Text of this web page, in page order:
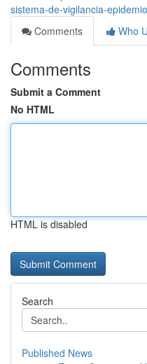
sistema-de-vigilancia-
Comments
Who
Comments
Submit a Comment
No HTML
HTML is disabled
Search
Published News